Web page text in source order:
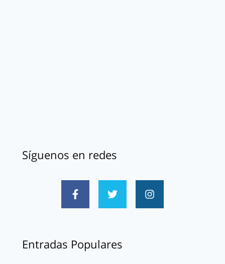
Síguenos en redes
Entradas Populares